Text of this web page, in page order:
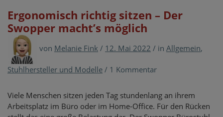
Ergonomisch richtig sitzen – Der
Swopper macht’s möglich
von Melanie Fink / 12. Mai 2022 / in Allgemein,
Stuhlhersteller und Modelle / 1 Kommentar
Viele Menschen sitzen jeden Tag stundenlang an ihrem
Arbeitsplatz im Büro oder im Home-Office. Für den Rücken